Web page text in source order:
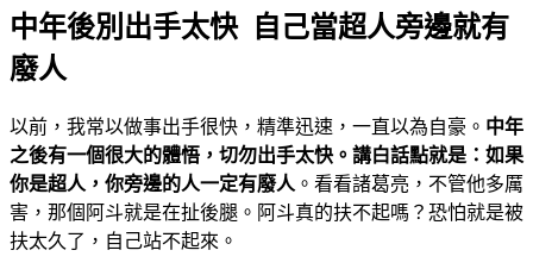
中年後別出手太快 自己當超人旁邊就有
廢人
以前，我常以做事出手很快，精準迅速，一直以為自豪。 中年
之後有一個很大的體悟，切勿出手太快。講白話點就是：如果
你是超人，你旁邊的人一定有廢人 。看看諸葛亮，不管他多厲
害，那個阿斗就是在扯後腿。阿斗真的扶不起嗎？恐怕就是被
扶太久了，自己站不起來。